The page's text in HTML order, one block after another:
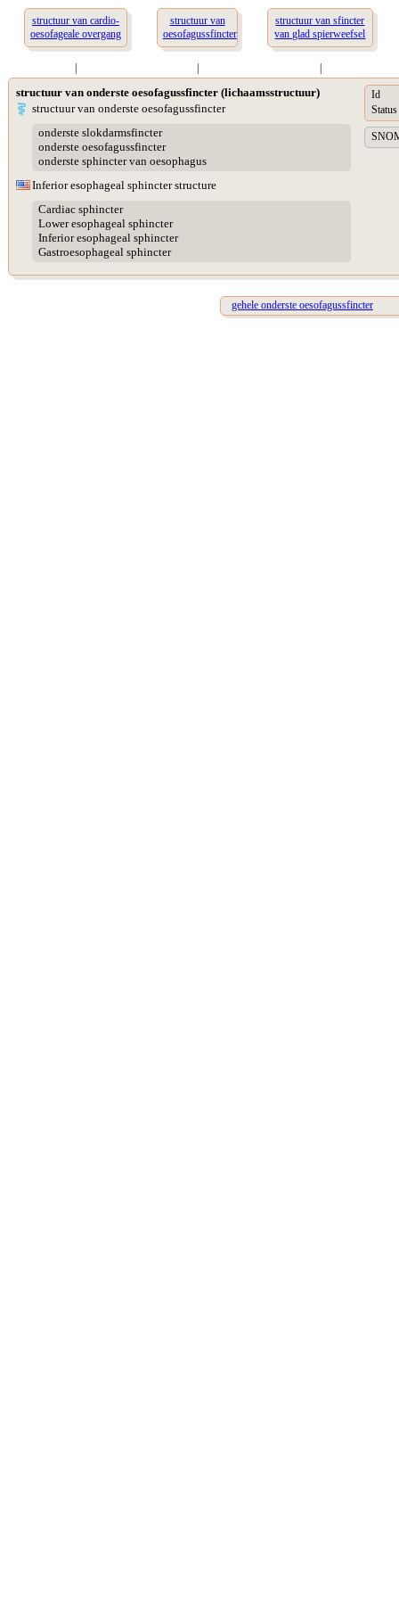
structuur van cardio-
oesofageale overgang
structuur van
oesofagussfincter
structuur van sfincter
van glad spierweefsel
structuur van onderste oesofagussfincter (lichaamsstructuur)
structuur van onderste oesofagussfincter
onderste slokdarmsfincter
onderste oesofagussfincter
onderste sphincter van oesophagus
Inferior esophageal sphincter structure
Cardiac sphincter
Lower esophageal sphincter
Inferior esophageal sphincter
Gastroesophageal sphincter
Id
Status
gehele onderste oesofagussfincter